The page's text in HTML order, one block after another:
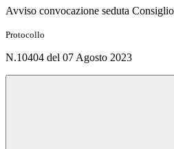
Avviso convocazione seduta
Protocollo
N.10404 del 07 Agosto 2023